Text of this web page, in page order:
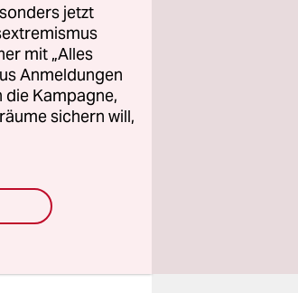
jetzt
mit „Alles
Anmeldungen
die Kampagne,
sichern will,